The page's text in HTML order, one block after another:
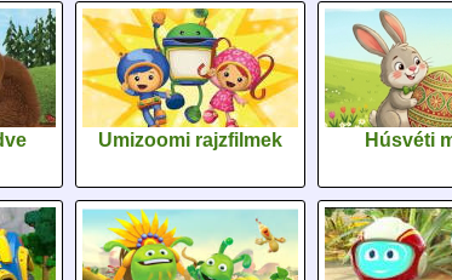
Umizoomi rajzfilmek Húsvéti